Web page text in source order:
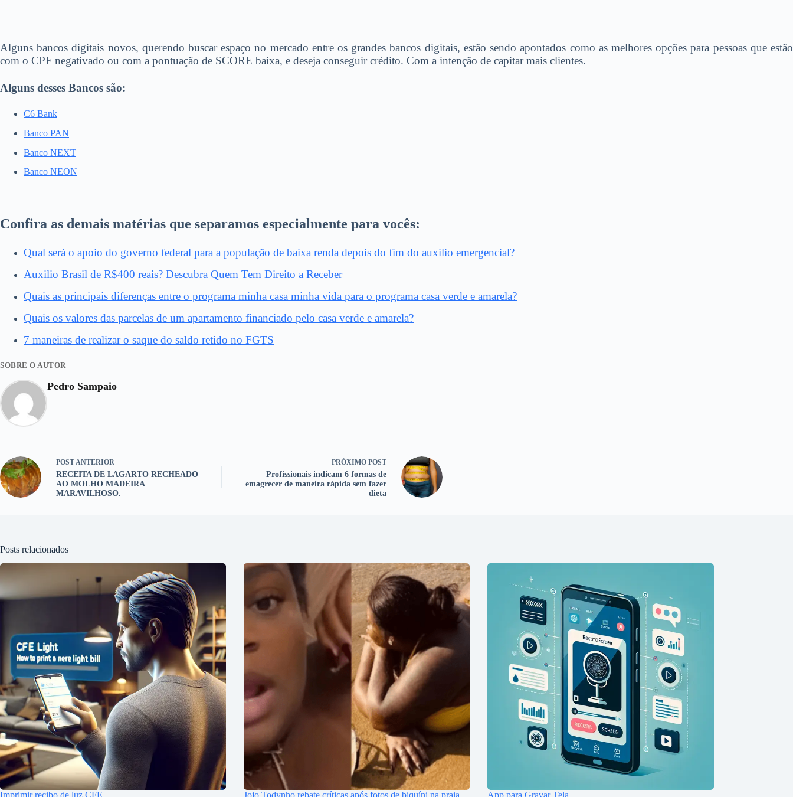
Alguns bancos digitais novos, querendo buscar espaço no mercado entre os grandes bancos digitais, estão sendo apontados como as melhores opções para pessoas que estão
com o CPF negativado ou com a pontuação de SCORE baixa, e deseja conseguir crédito. Com a intenção de capitar mais clientes.
Alguns desses Bancos são:
C6 Bank
Banco PAN
Banco NEXT
Banco NEON
Confira as demais matérias que separamos especialmente para vocês:
Qual será o apoio do governo federal para a população de baixa renda depois do fim do auxilio emergencial?
Auxilio Brasil de R$400 reais? Descubra Quem Tem Direito a Receber
Quais as principais diferenças entre o programa minha casa minha vida para o programa casa verde e amarela?
Quais os valores das parcelas de um apartamento financiado pelo casa verde e amarela?
7 maneiras de realizar o saque do saldo retido no FGTS
SOBRE O AUTOR
Pedro Sampaio
POST ANTERIOR
RECEITA DE LAGARTO RECHEADO
AO MOLHO MADEIRA
MARAVILHOSO.
PRÓXIMO POST
Profissionais indicam 6 formas de
emagrecer de maneira rápida sem fazer
dieta
Posts relacionados
Imprimir recibo de luz CFE Jojo Todynho rebate críticas após fotos de biquíni na praia App para Gravar Tela